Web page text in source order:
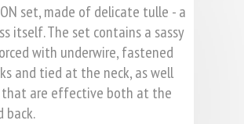
set, made of delicate tulle - a
itself. The set contains a sassy
with underwire, fastened
and tied at the neck, as well
that are effective both at the
back.